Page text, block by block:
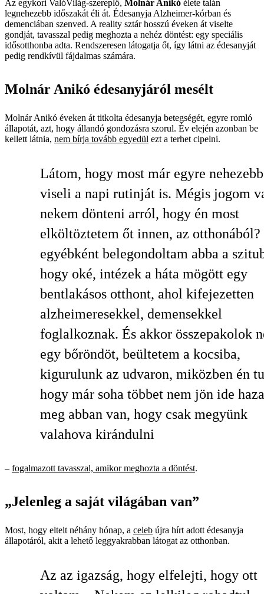
Az egykori ValóVilág-szereplő, Molnár Anikó élete talán
legnehezebb időszakát éli át. Édesanyja Alzheimer-kórban és
demenciában szenved. A reality sztár hosszú éveken át viselte
gondját, tavasszal pedig meghozta a nehéz döntést: egy speciális
idősotthonba adta. Rendszeresen látogatja őt, így látni az édesanyját
pedig rendkívül fájdalmas számára.
Molnár Anikó édesanyjáról mesélt
Molnár Anikó éveken át titkolta édesanyja betegségét, egyre romló
állapotát, azt, hogy állandó gondozásra szorul. Év elején azonban be
kellett látnia, nem bírja tovább egyedül ezt a terhet cipelni.
Látom, hogy most már egyre
viseli a napi rutinját is. Mégis jogom
nekem dönteni arról, hogy én most
elköltöztetem őt innen, az
egyébként belegondoltam abba a
hogy oké, intézek a háta mögött egy
bentlakásos otthont, ahol kifejezetten
alzheimeresekkel, demensekkel
foglalkoznak. És akkor összepakolok
egy bőröndöt, beültetem a kocsiba,
kigurulunk az udvaron, miközben én
hogy már soha többet nem jön ide
meg abban van, hogy csak megyünk
valahova kirándulni
– fogalmazott tavasszal, amikor meghozta a döntést.
„Jelenleg a saját világában van”
Most, hogy eltelt néhány hónap, a celeb újra hírt adott édesanyja
állapotáról, akit a lehető leggyakrabban látogat az otthonban.
Az az igazság, hogy elfelejti, hogy ott